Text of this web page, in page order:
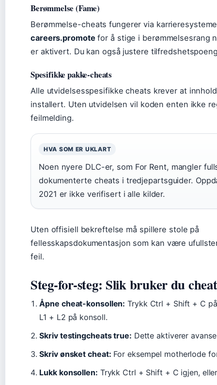
Berømmelse (Fame)
Berømmelse-cheats fungerer via
careers.promotefor å stige i berømmelsesrang
er aktivert. Du kan også justere
Spesifikke pakke-cheats
Alle utvidelsesspesifikke cheats krever at
installert. Uten utvidelsen vil koden enten ikke
feilmelding.
HVA SOM ER UKLART
Noen nyere DLC-er, som For Rent, mangler
dokumenterte cheats i tredjepartsguider.
2021 er ikke verifisert i alle kilder.
Uten offisiell bekreftelse må spillere stole på
fellesskapsdokumentasjon som kan være
feil.
Steg-for-steg: Slik bruker du
Åpne cheat-konsollen: Trykk Ctrl + Shift + C
L1 + L2 på konsoll.
Skriv testingcheats true: Dette aktiverer
Skriv ønsket cheat: For eksempel motherlode
Lukk konsollen: Trykk Ctrl + Shift + C igjen,